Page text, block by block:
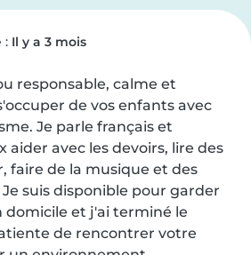
: Il y a 3 mois
responsable, calme et
de vos enfants avec
Je parle français et
aider avec les devoirs, lire des
faire de la musique et des
suis disponible pour garder
domicile et j'ai terminé le
de rencontrer votre